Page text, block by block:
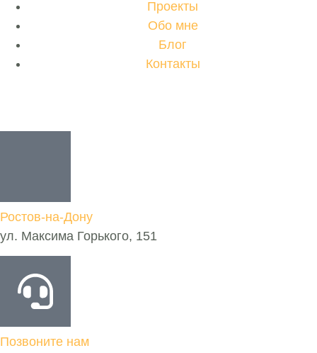
Проекты
Обо мне
Блог
Контакты
Ростов-на-Дону
ул. Максима Горького, 151
Позвоните нам